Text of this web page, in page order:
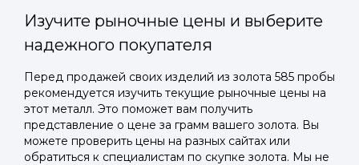
Изучите рыночные цены и выберите
надежного покупателя
Перед продажей своих изделий из золота 585 пробы
рекомендуется изучить текущие рыночные цены на
этот металл. Это поможет вам получить
представление о цене за грамм вашего золота. Вы
можете проверить цены на разных сайтах или
обратиться к специалистам по скупке золота. Мы не